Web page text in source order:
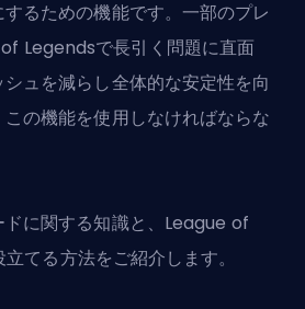
るための機能です。一部のプレ
Legendsで長引く問題に直面
ュを減らし全体的な安定性を向
の機能を使用しなければならな
に関する知識と、 League of
てる方法をご紹介します。